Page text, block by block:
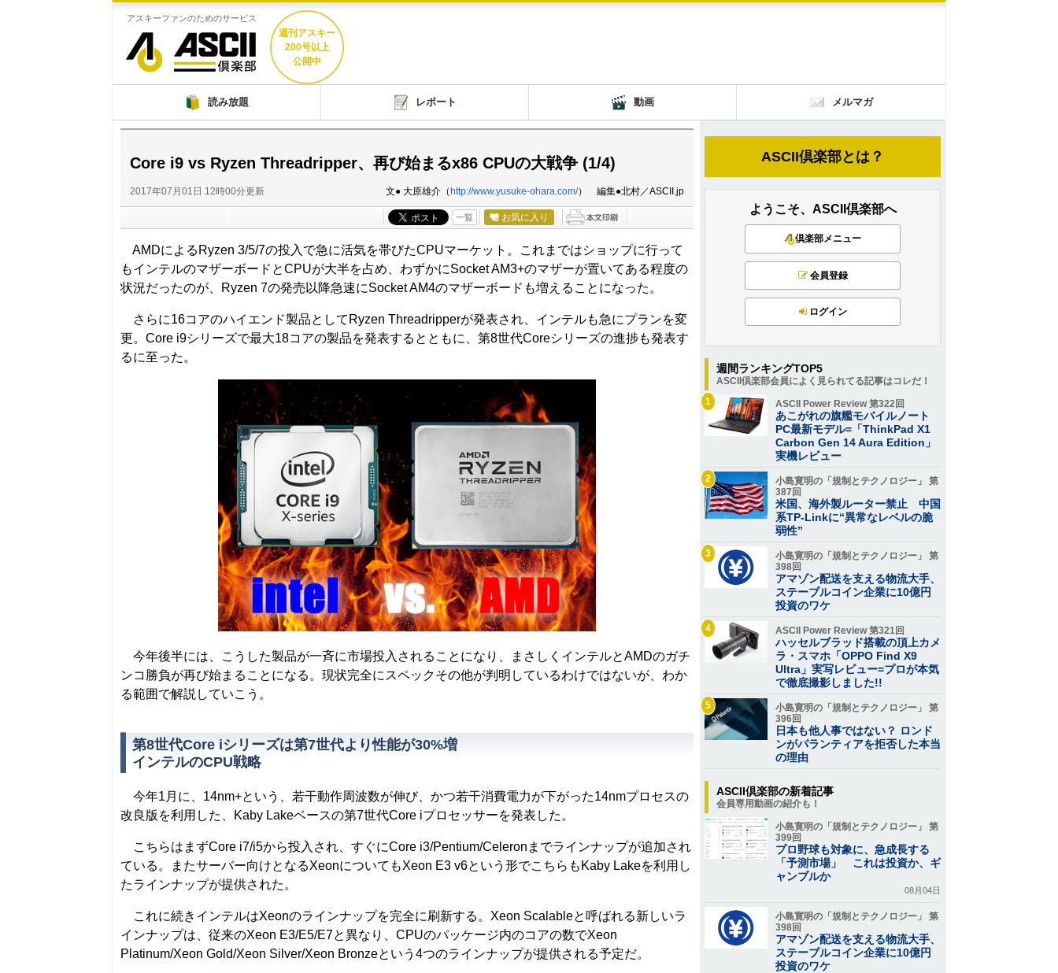
アスキーファンのためのサービス
ASCII倶楽部
週刊アスキー
200号以上
公開中
読み放題 レポート 動画 メルマガ
Core i9 vs Ryzen Threadripper、再び始まるx86 CPUの大戦争 (1/4)
2017年07月01日 12時00分更新 文● 大原雄介（ http://www.yusuke-ohara.com/） 編集●北村／ASCII.jp
一覧 お気に入り
AMDによるRyzen 3/5/7の投入で急に活気を帯びたCPUマーケット。これまではショップに行って
もインテルのマザーボードとCPUが大半を占め、わずかにSocket AM3+のマザーが置いてある程度の
状況だったのが、Ryzen 7の発売以降急速にSocket AM4のマザーボードも増えることになった。
さらに16コアのハイエンド製品としてRyzen Threadripperが発表され、インテルも急にプランを変
更。Core i9シリーズで最大18コアの製品を発表するとともに、第8世代Coreシリーズの進捗も発表す
るに至った。
今年後半には、こうした製品が一斉に市場投入されることになり、まさしくインテルとAMDのガチ
ンコ勝負が再び始まることになる。現状完全にスペックその他が判明しているわけではないが、わか
る範囲で解説していこう。
第8世代Core iシリーズは第7世代より性能が30%増
インテルのCPU戦略
今年1月に、14nm+という、若干動作周波数が伸び、かつ若干消費電力が下がった14nmプロセスの
改良版を利用した、Kaby Lakeベースの第7世代Core iプロセッサーを発表した。
こちらはまずCore i7/i5から投入され、すぐにCore i3/Pentium/Celeronまでラインナップが追加され
ている。またサーバー向けとなるXeonについてもXeon E3 v6という形でこちらもKaby Lakeを利用し
たラインナップが提供された。
これに続きインテルはXeonのラインナップを完全に刷新する。Xeon Scalableと呼ばれる新しいラ
インナップは、従来のXeon E3/E5/E7と異なり、CPUのパッケージ内のコアの数でXeon
Platinum/Xeon Gold/Xeon Silver/Xeon Bronzeという4つのラインナップが提供される予定だ。
ASCII倶楽部とは？
ようこそ、ASCII倶楽部へ
倶楽部メニュー
会員登録
ログイン
週間ランキングTOP5
ASCII倶楽部会員によく見られてる記事はコレだ！
1
ASCII Power Review 第322回
あこがれの旗艦モバイルノート
PC最新モデル=「ThinkPad X1
Carbon Gen 14 Aura Edition」
実機レビュー
2
小島寛明の「規制とテクノロジー」 第
387回
米国、海外製ルーター禁止 中国
系TP-Linkに“異常なレベルの脆
弱性”
3
小島寛明の「規制とテクノロジー」 第
398回
アマゾン配送を支える物流大手、
ステーブルコイン企業に10億円
投資のワケ
4 ASCII Power Review 第321回
ハッセルブラッド搭載の頂上カメ
ラ・スマホ「OPPO Find X9
Ultra」実写レビュー=プロが本気
で徹底撮影しました!!
5
小島寛明の「規制とテクノロジー」 第
396回
日本も他人事ではない？ ロンド
ンがパランティアを拒否した本当
の理由
ASCII倶楽部の新着記事
会員専用動画の紹介も！
小島寛明の「規制とテクノロジー」 第
399回
プロ野球も対象に、急成長する
「予測市場」 これは投資か、ギ
ャンブルか
08月04日
小島寛明の「規制とテクノロジー」 第
398回
アマゾン配送を支える物流大手、
ステーブルコイン企業に10億円
投資のワケ